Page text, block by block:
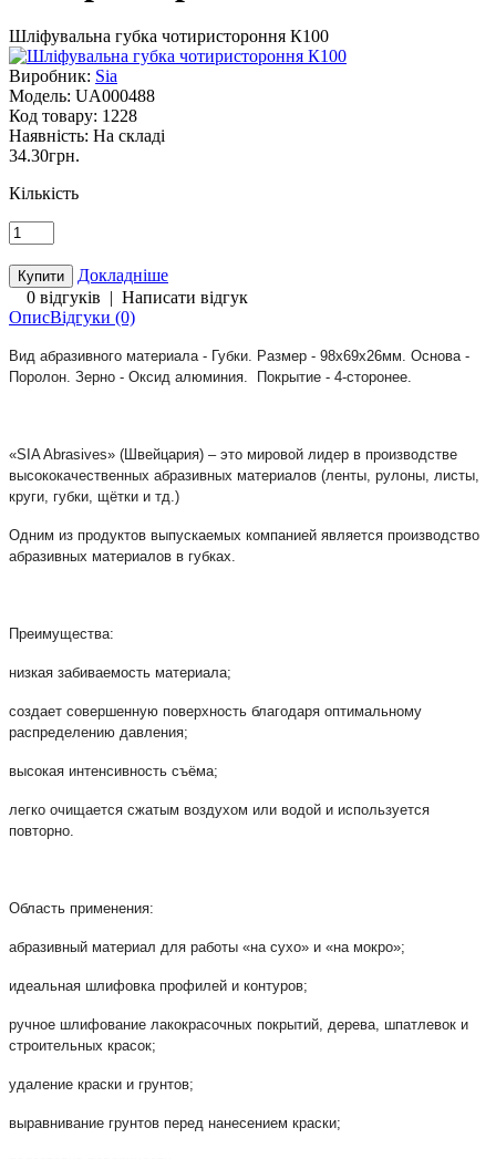
Шліфувальна губка чотиристороння К100
Виробник: Sia
Модель: UA000488
Код товару: 1228
Наявність: На складі
34.30грн.
Кількість
Докладніше
0 відгуків | Написати відгук
ОписВідгуки (0)
Вид абразивного материала - Губки. Размер - 98х69х26мм. Основа -
Поролон. Зерно - Оксид алюминия. Покрытие - 4-сторонее.
«SIA Abrasives» (Швейцария) – это мировой лидер в производстве
высококачественных абразивных материалов (ленты, рулоны, листы,
круги, губки, щётки и тд.)
Одним из продуктов выпускаемых компанией является производство
абразивных материалов в губках.
Преимущества:
низкая забиваемость материала;
создает совершенную поверхность благодаря оптимальному
распределению давления;
высокая интенсивность съёма;
легко очищается сжатым воздухом или водой и используется
повторно.
Область применения:
абразивный материал для работы «на сухо» и «на мокро»;
идеальная шлифовка профилей и контуров;
ручное шлифование лакокрасочных покрытий, дерева, шпатлевок и
строительных красок;
удаление краски и грунтов;
выравнивание грунтов перед нанесением краски;